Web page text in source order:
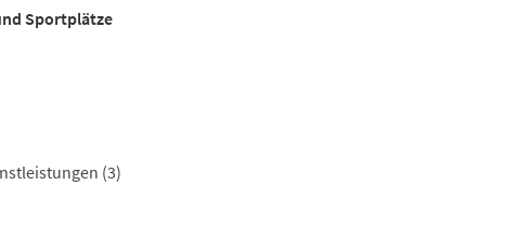
Sportplätze
(3)